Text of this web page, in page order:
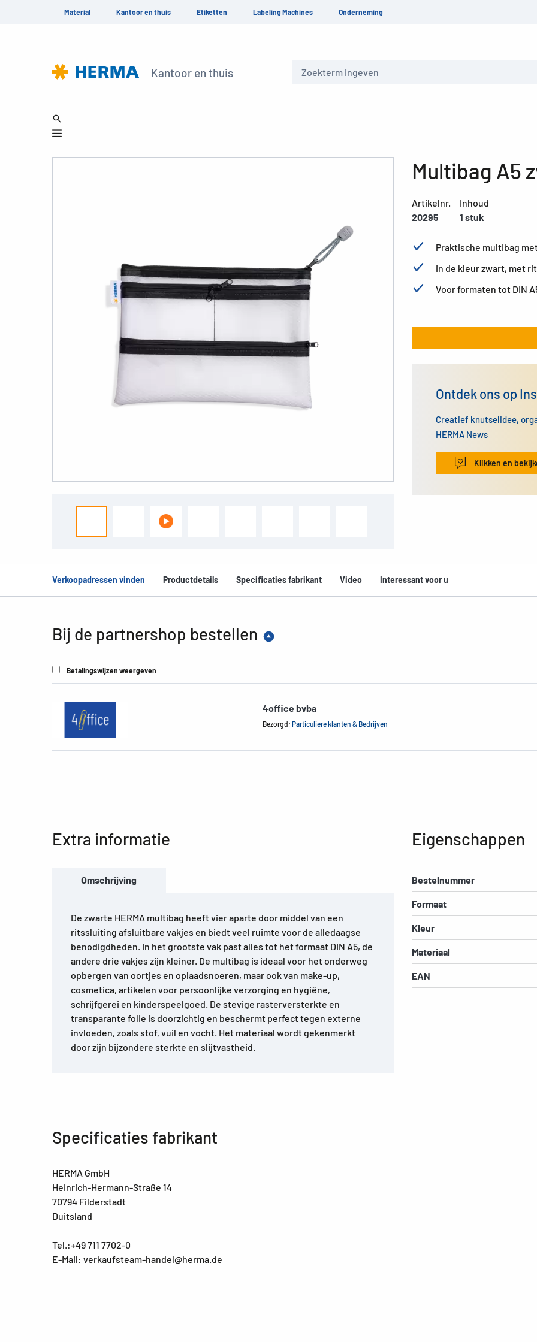
Material Kantoor en thuis Etiketten Labeling Machines Onderneming
Kantoor en thuis
Multibag A5
Artikelnr.
20295
Inhoud
1 stuk
Praktische multibag
in de kleur zwart, met
Voor formaten tot DIN
Ontdek ons op
Creatief knutselidee,
HERMA News
Klikken en
Verkoopadressen vinden Productdetails Specificaties fabrikant Video Interessant voor u
Bij de partnershop bestellen
Betalingswijzen weergeven
4office bvba
Bezorgd: Particuliere klanten & Bedrijven
Extra informatie
Omschrijving
De zwarte HERMA multibag heeft vier aparte door middel van een
ritssluiting afsluitbare vakjes en biedt veel ruimte voor de alledaagse
benodigdheden. In het grootste vak past alles tot het formaat DIN A5, de
andere drie vakjes zijn kleiner. De multibag is ideaal voor het onderweg
opbergen van oortjes en oplaadsnoeren, maar ook van make-up,
cosmetica, artikelen voor persoonlijke verzorging en hygiëne,
schrijfgerei en kinderspeelgoed. De stevige rasterversterkte en
transparante folie is doorzichtig en beschermt perfect tegen externe
invloeden, zoals stof, vuil en vocht. Het materiaal wordt gekenmerkt
door zijn bijzondere sterkte en slijtvastheid.
Eigenschappen
Bestelnummer
Formaat
Kleur
Materiaal
EAN
Specificaties fabrikant
HERMA GmbH
Heinrich-Hermann-Straße 14
70794 Filderstadt
Duitsland
Tel.:+49 711 7702-0
E-Mail: verkaufsteam-handel@herma.de